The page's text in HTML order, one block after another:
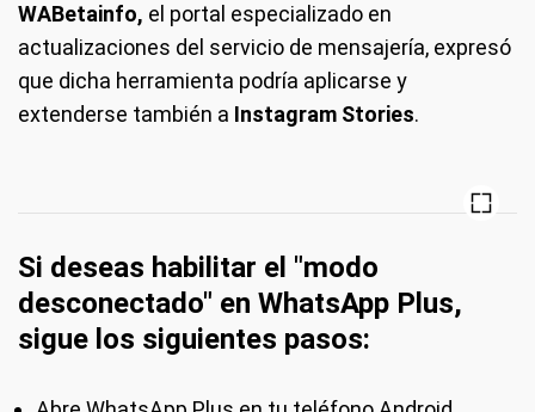
WABetainfo, el portal especializado en
actualizaciones del servicio de mensajería, expresó
que dicha herramienta podría aplicarse y
extenderse también a Instagram Stories.
Si deseas habilitar el "modo
desconectado" en WhatsApp Plus,
sigue los siguientes pasos: